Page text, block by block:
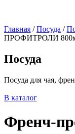
Главная /Посуда /
ПРОФИТРОЛИ
Посуда
Посуда для чая,
В каталог
Френч-